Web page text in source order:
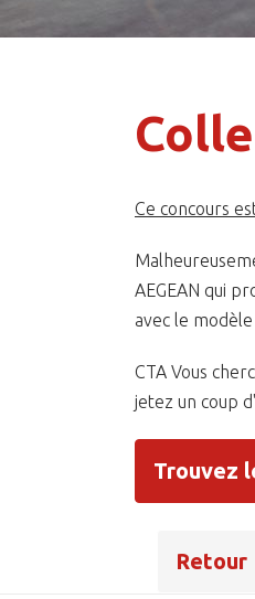
Ce concours
AEGEAN qui
avec le
CTA Vous
jetez un coup
Trouvez
Retour